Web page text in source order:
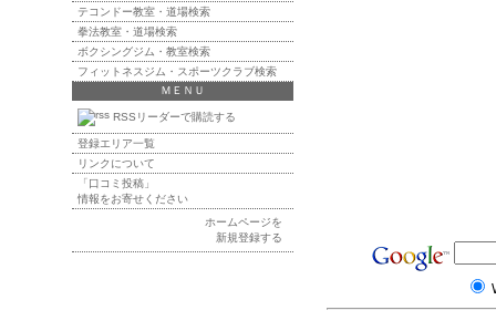
テコンドー教室・道場検索
拳法教室・道場検索
ボクシングジム・教室検索
フィットネスジム・スポーツクラブ検索
ＭＥＮＵ
RSSリーダーで購読する
登録エリア一覧
リンクについて
「口コミ投稿」
情報をお寄せください
ホームページを
新規登録する